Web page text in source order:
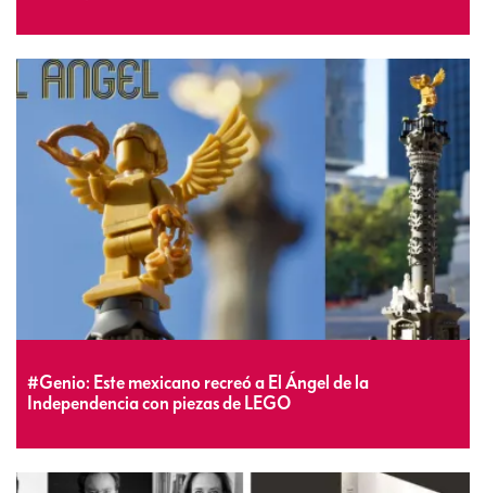
#Genio: Este mexicano recreó a El Ángel de la
Independencia con piezas de LEGO